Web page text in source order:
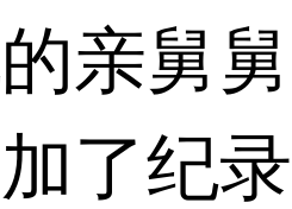
亲舅
了纪